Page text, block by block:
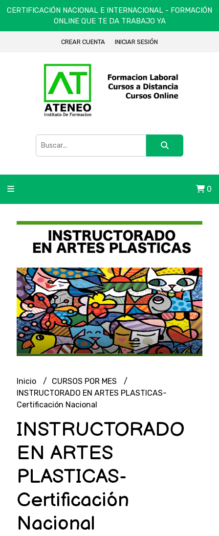
CERTIFICACIÓN NACIONAL E INTERNACIONAL - FORMACIÓN
ONLINE QUE TE DA TRABAJO YA
CREAR CUENTA INICIAR SESIÓN
0
Inicio
CURSOS POR MES
INSTRUCTORADO EN ARTES PLASTICAS-
Certificación Nacional
INSTRUCTORADO
EN ARTES
PLASTICAS-
Certificación
Nacional